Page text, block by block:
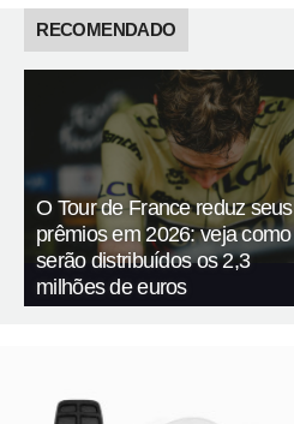
RECOMENDADO
O Tour de France reduz seus
prêmios em 2026: veja como
serão distribuídos os 2,3
milhões de euros